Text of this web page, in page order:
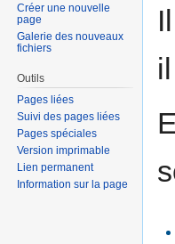
Créer une nouvelle
page
Galerie des nouveaux
fichiers
Outils
Pages liées
Suivi des pages liées
Pages spéciales
Version imprimable
Lien permanent
Information sur la page